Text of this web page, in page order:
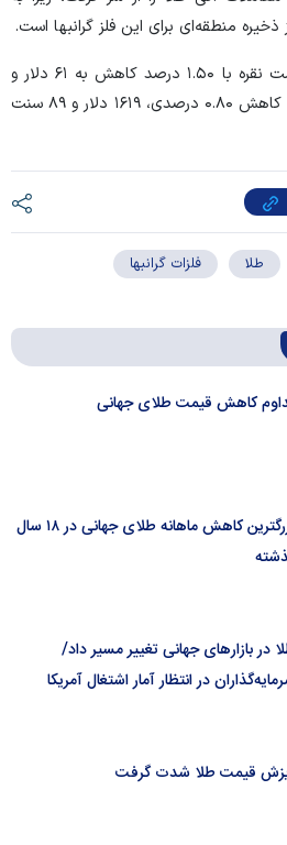
منطقه‌ای برای این فلز گرانبها است.
در بازار سایر فلزات گرانبها، قیمت نقره با ۱.۵۰ درصد کاهش به ۶۱ دلار و
۴۰ سنت رسید و پلاتین با یک کاهش ۰.۸۰ درصدی، ۱۶۱۹ دلار و ۸۹ سنت
طلا فلزات گرانبها
کاهش قیمت طلای جهانی
بزرگترین کاهش ماهانه طلای جهانی در ۱۸ سال
در بازار‌های جهانی تغییر مسیر داد/
در انتظار آمار اشتغال آمریکا
قیمت طلا شدت گرفت